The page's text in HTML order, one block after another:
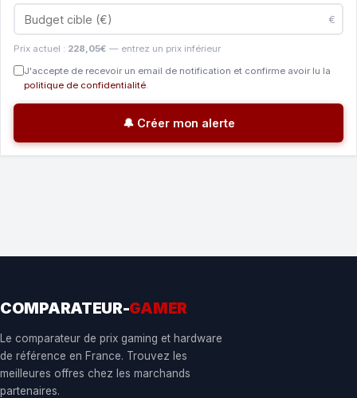
€
Prix actuel : 228,05€ — entrez un prix inférieur
J'accepte de recevoir un email de notification et confirme avoir lu la
politique de confidentialité.
🔔 Créer mon alerte
COMPARATEUR-GAMER
Le comparateur de prix gaming et hardware
de référence en France. Trouvez les
meilleures offres chez les marchands
partenaires.